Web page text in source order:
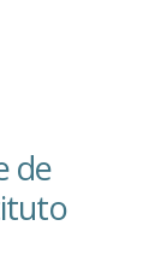
de